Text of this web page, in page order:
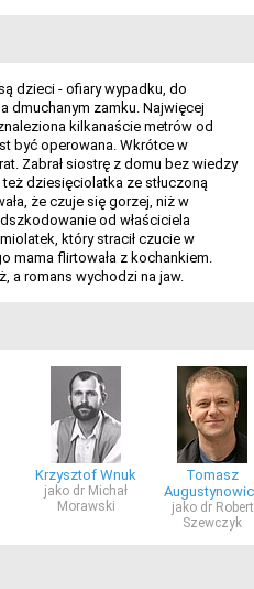
dzieci - ofiary wypadku, do
dmuchanym zamku. Najwięcej
kilkanaście metrów od
być operowana. Wkrótce w
Zabrał siostrę z domu bez wiedzy
dziesięciolatka ze stłuczoną
że czuje się gorzej, niż w
od właściciela
który stracił czucie w
mama flirtowała z kochankiem.
a romans wychodzi na jaw.
Krzysztof Wnuk
jako dr Michał
Morawski
Tomasz
jako dr Robert
Szewczyk